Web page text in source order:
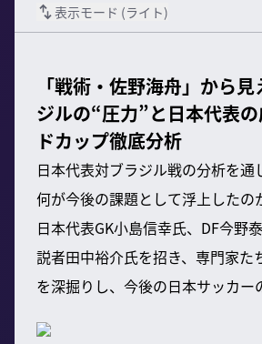
表示モード (ライト)
「戦術・佐野海舟」から
ジルの“圧力”と日本代表
ドカップ徹底分析
日本代表対ブラジル戦の分析を通
何が今後の課題として浮上したの
日本代表GK小島信幸氏、DF今野
説者田中裕介氏を招き、専門家た
を深掘りし、今後の日本サッカー